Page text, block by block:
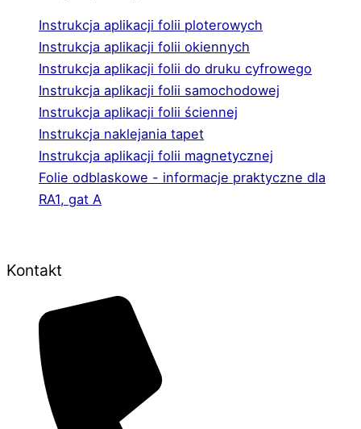
Instrukcja aplikacji folii ploterowych
Instrukcja aplikacji folii okiennych
Instrukcja aplikacji folii do druku cyfrowego
Instrukcja aplikacji folii samochodowej
Instrukcja aplikacji folii ściennej
Instrukcja naklejania tapet
Instrukcja aplikacji folii magnetycznej
Folie odblaskowe - informacje praktyczne dla
RA1, gat A
Kontakt